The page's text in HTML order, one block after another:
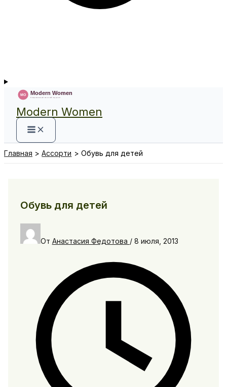
Modern Women
Главная Ассорти Обувь для детей
Обувь для детей
От Анастасия Федотова / 8 июля, 2013